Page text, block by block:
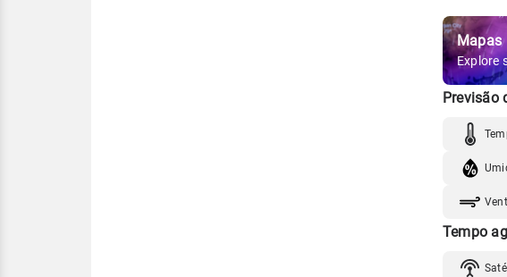
Mapas
Explore
Previsão
Tempo